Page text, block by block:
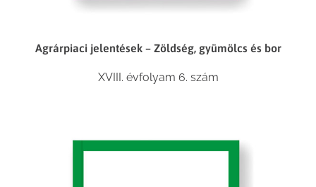
Agrárpiaci jelentések – Zöldség, gyümölcs és bor
XVIII. évfolyam 6. szám